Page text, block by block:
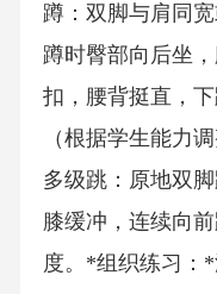
蹲：双脚与肩同
蹲时臀部向后坐
扣，腰背挺直，
（根据学生能力
多级跳：原地双
膝缓冲，连续向
度。*组织练习：